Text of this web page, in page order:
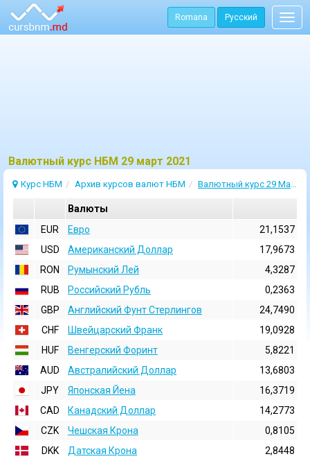
Romana Русский
Bалютный курс НБМ 29 март 2021
Курс НБМ Архив курсов валют НБМ Валютный курс 29 Март 2021
Валюты
EUR
Евро
21,1537
USD
Aмериканский Доллар
17,9673
RON
Румынский Лей
4,3287
RUB
Российский Рубль
0,2363
GBP
Английский Фунт Стерлингов
24,7490
CHF
Швейцарский Франк
19,0928
HUF
Венгерский Форинт
5,8221
AUD
Австралийский Доллар
13,6803
JPY
Японская Йена
16,3719
CAD
Канадский Доллар
14,2773
CZK
Чешская Крона
0,8105
DKK
Датская Крона
2,8448